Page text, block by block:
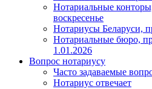
Нотариальные
воскресенье
Нотариусы Беларуси,
Нотариальные бюро,
1.01.2026
Вопрос нотариусу
Часто задаваемые
Нотариус отвечает